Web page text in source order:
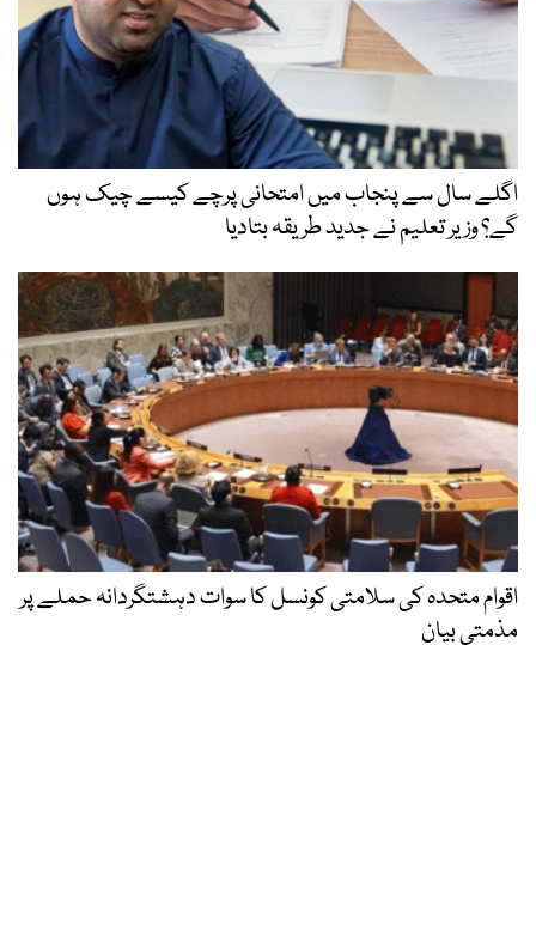
اگلے سال سے پنجاب میں امتحانی پرچے کیسے چیک ہوں
گے؟ وزیر تعلیم نے جدید طریقہ بتادیا
اقوام متحدہ کی سلامتی کونسل کا سوات دہشتگردانہ حملے پر
مذمتی بیان